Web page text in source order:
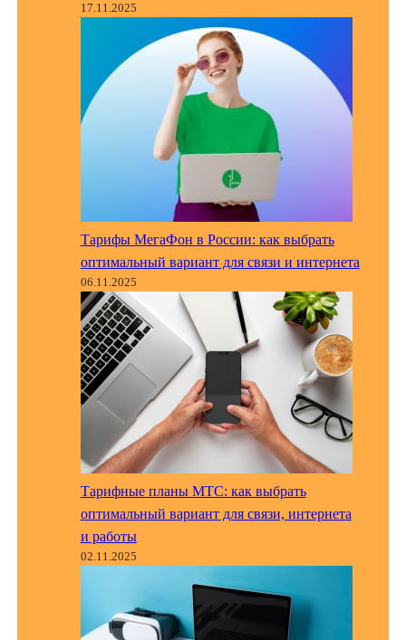
17.11.2025
Тарифы МегаФон в России: как выбрать
оптимальный вариант для связи и интернета
06.11.2025
Тарифные планы МТС: как выбрать
оптимальный вариант для связи, интернета
и работы
02.11.2025